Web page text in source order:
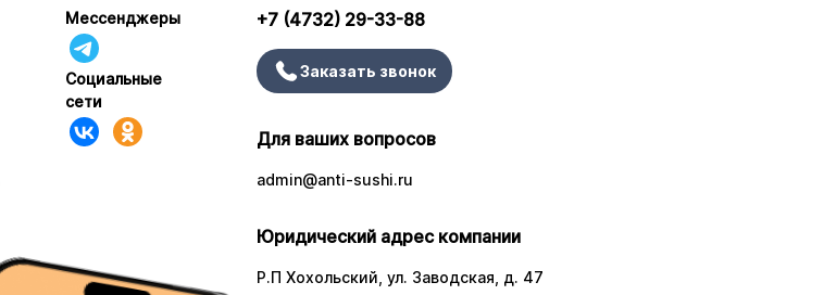
Мессенджеры
Социальные
сети
+7 (4732) 29-33-88
Заказать звонок
Для ваших вопросов
admin@anti-sushi.ru
Юридический адрес компании
Р.П Хохольский, ул. Заводская, д. 47